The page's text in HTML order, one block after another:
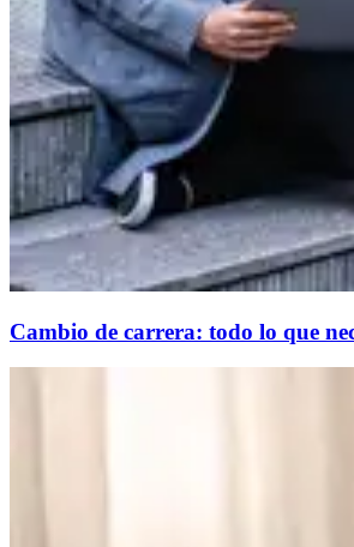
Cambio de carrera: todo lo que